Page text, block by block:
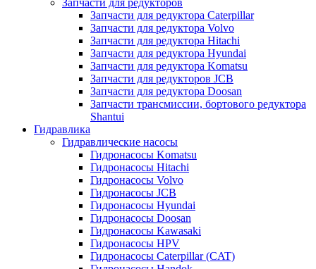
Запчасти для редуктора Caterpillar
Запчасти для редуктора Volvo
Запчасти для редуктора Hitachi
Запчасти для редуктора Hyundai
Запчасти для редуктора Komatsu
Запчасти для редукторов JCB
Запчасти для редуктора Doosan
Запчасти трансмиссии, бортового редуктора
Shantui
Гидравлика
Гидравлические насосы
Гидронасосы Komatsu
Гидронасосы Hitachi
Гидронасосы Volvo
Гидронасосы JCB
Гидронасосы Hyundai
Гидронасосы Doosan
Гидронасосы Kawasaki
Гидронасосы HPV
Гидронасосы Caterpillar (CAT)